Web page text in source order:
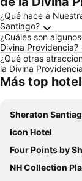
¿Qué hace a
Santiago?
¿Cuáles son
Divina Providencia?
¿Qué otras
la Divina
Más top
Sheraton Santiago Hotel and
Icon Hotel
Four Points by
NH Collection